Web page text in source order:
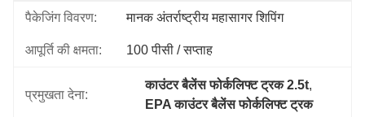
पैकेजिंग विवरण: मानक अंतर्राष्ट्रीय महासागर शिपिंग
आपूर्ति की क्षमता: 100 पीसी / सप्ताह
प्रमुखता देना:
काउंटर बैलेंस फोर्कलिफ्ट ट्रक 2.5t,
EPA काउंटर बैलेंस फोर्कलिफ्ट ट्रक